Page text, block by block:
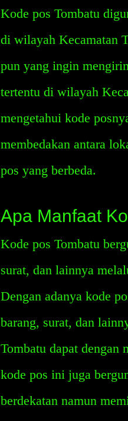
Kode pos Tombatu
di wilayah Kecamatan
pun yang ingin
tertentu di wilayah
mengetahui kode
membedakan antara
pos yang berbeda.
Apa Manfaat
Kode pos Tombatu
surat, dan lainnya
Dengan adanya kode
barang, surat, dan
Tombatu dapat dengan
kode pos ini juga
berdekatan namun